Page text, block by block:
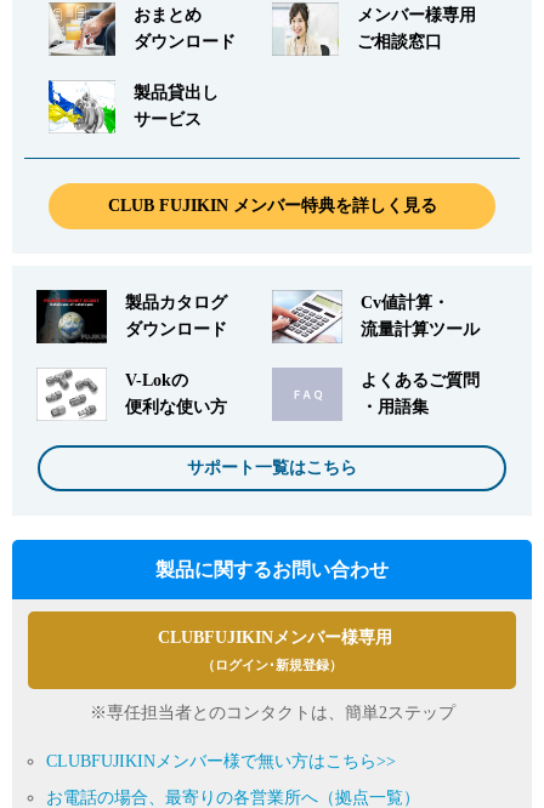
おまとめ
ダウンロード
メンバー様専用
ご相談窓口
製品貸出し
サービス
CLUB FUJIKIN メンバー特典を詳しく見る
製品カタログ
ダウンロード
Cv値計算・
流量計算ツール
V-Lokの
便利な使い方
よくあるご質問
・用語集
サポート一覧はこちら
製品に関するお問い合わせ
CLUBFUJIKINメンバー様専用
（ログイン･新規登録）
※専任担当者とのコンタクトは、簡単2ステップ
CLUBFUJIKINメンバー様で無い方はこちら>>
お電話の場合、最寄りの各営業所へ（拠点一覧）